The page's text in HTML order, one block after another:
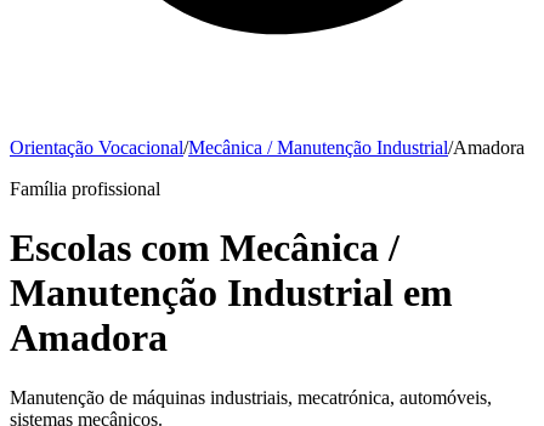
Orientação Vocacional/Mecânica / Manutenção Industrial/Amadora
Família profissional
Escolas com Mecânica /
Manutenção Industrial em
Amadora
Manutenção de máquinas industriais, mecatrónica, automóveis,
sistemas mecânicos.